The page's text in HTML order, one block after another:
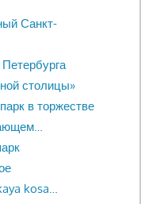
Санкт-
столицы»
в торжестве
kosa…